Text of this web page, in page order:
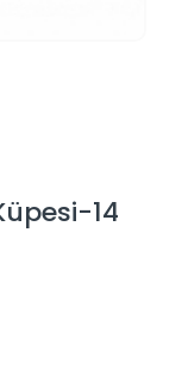
14